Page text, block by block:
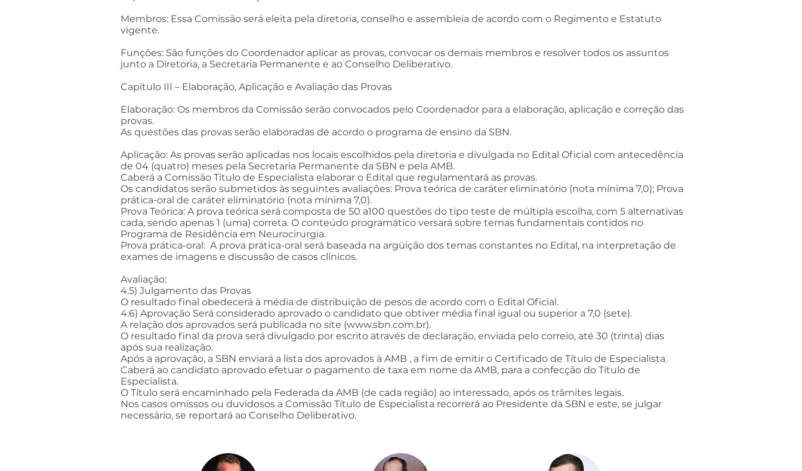
Membros: Essa Comissão será eleita pela diretoria, conselho e assembleia de acordo com o Regimento e Estatuto
vigente.
Funções: São funções do Coordenador aplicar as provas, convocar os demais membros e resolver todos os assuntos
junto a Diretoria, a Secretaria Permanente e ao Conselho Deliberativo.
Capítulo III – Elaboração, Aplicação e Avaliação das Provas
Elaboração: Os membros da Comissão serão convocados pelo Coordenador para a elaboração, aplicação e correção das
provas.
As questões das provas serão elaboradas de acordo o programa de ensino da SBN.
Aplicação: As provas serão aplicadas nos locais escolhidos pela diretoria e divulgada no Edital Oficial com antecedência
de 04 (quatro) meses pela Secretaria Permanente da SBN e pela AMB.
Caberá a Comissão Titulo de Especialista elaborar o Edital que regulamentará as provas.
Os candidatos serão submetidos às seguintes avaliações: Prova teórica de caráter eliminatório (nota mínima 7,0); Prova
prática-oral de caráter eliminatório (nota mínima 7,0).
Prova Teórica: A prova teórica será composta de 50 a100 questões do tipo teste de múltipla escolha, com 5 alternativas
cada, sendo apenas 1 (uma) correta. O conteúdo programático versará sobre temas fundamentais contidos no
Programa de Residência em Neurocirurgia.
Prova prática-oral: A prova prática-oral será baseada na argüição dos temas constantes no Edital, na interpretação de
exames de imagens e discussão de casos clínicos.
Avaliação:
4.5) Julgamento das Provas
O resultado final obedecerá à média de distribuição de pesos de acordo com o Edital Oficial.
4.6) Aprovação Será considerado aprovado o candidato que obtiver média final igual ou superior a 7,0 (sete).
A relação dos aprovados será publicada no site (www.sbn.com.br).
O resultado final da prova será divulgado por escrito através de declaração, enviada pelo correio, até 30 (trinta) dias
após sua realização.
Após a aprovação, a SBN enviará a lista dos aprovados à AMB , a fim de emitir o Certificado de Título de Especialista.
Caberá ao candidato aprovado efetuar o pagamento de taxa em nome da AMB, para a confecção do Título de
Especialista.
O Título será encaminhado pela Federada da AMB (de cada região) ao interessado, após os trâmites legais.
Nos casos omissos ou duvidosos a Comissão Título de Especialista recorrerá ao Presidente da SBN e este, se julgar
necessário, se reportará ao Conselho Deliberativo.